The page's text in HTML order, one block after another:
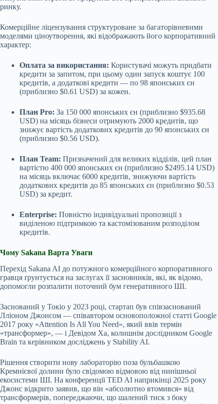
ринку.
Комерційне ліцензування структуроване за багаторівневими
моделями ціноутворення, які відображають його корпоративний
характер:
Оплата за використання: Користувачі можуть придбати
кредити за запитом, при цьому один запуск коштує 100
кредитів, а додаткові кредити — по 98 японських єн
(приблизно $0.61 USD) за кожен.
План Pro: За 150 000 японських єн (приблизно $935.68
USD) на місяць бізнеси отримують 2000 кредитів, що
знижує вартість додаткових кредитів до 90 японських єн
(приблизно $0.56 USD).
План Team: Призначений для великих відділів, цей план
вартістю 400 000 японських єн (приблизно $2495.14 USD)
на місяць включає 6000 кредитів, знижуючи вартість
додаткових кредитів до 85 японських єн (приблизно $0.53
USD) за кредит.
Enterprise: Повністю індивідуальні пропозиції з
виділеною підтримкою та кастомізованим розподілом
кредитів.
Чому Sakana Варта Уваги
Перехід Sakana AI до потужного комерційного корпоративного
гравця ґрунтується на заслугах її засновників, які, як відомо,
допомогли розпалити поточний бум генеративного ШІ.
Заснований у Токіо у 2023 році, стартап був співзаснований
Лліоном Джонсом — співавтором основоположної статті Google
2017 року «Attention Is All You Need», який ввів термін
«трансформер», — і Девідом Ха, колишнім дослідником Google
Brain та керівником досліджень у Stability AI.
Рішення створити нову лабораторію поза бульбашкою
Кремнієвої долини було свідомою відмовою від нинішньої
екосистеми ШІ. На конференції TED AI наприкінці 2025 року
Джонс відкрито заявив, що він «абсолютно втомився» від
трансформерів, попереджаючи, що шалений тиск з боку